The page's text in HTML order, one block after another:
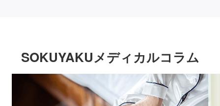
SOKUYAKUメディカルコラム